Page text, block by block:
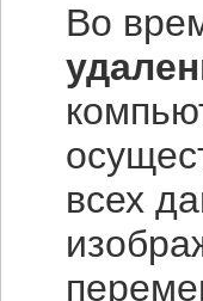
Во
всех